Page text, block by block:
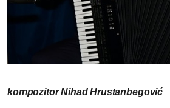
kompozitor Nihad Hrustanbegović